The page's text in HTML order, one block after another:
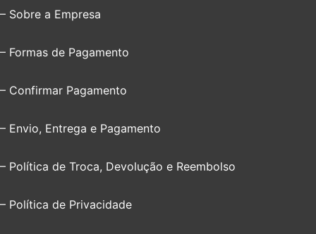
– Sobre a Empresa
– Formas de Pagamento
– Confirmar Pagamento
– Envio, Entrega e Pagamento
– Política de Troca, Devolução e Reembolso
– Política de Privacidade